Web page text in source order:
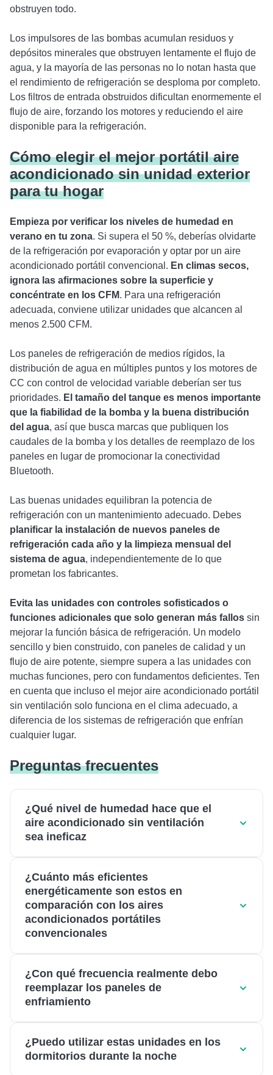
obstruyen todo.
Los impulsores de las bombas acumulan residuos y
depósitos minerales que obstruyen lentamente el flujo de
agua, y la mayoría de las personas no lo notan hasta que
el rendimiento de refrigeración se desploma por completo.
Los filtros de entrada obstruidos dificultan enormemente el
flujo de aire, forzando los motores y reduciendo el aire
disponible para la refrigeración.
Cómo elegir el mejor portátil aire
acondicionado sin unidad exterior
para tu hogar
Empieza por verificar los niveles de humedad en
verano en tu zona. Si supera el 50 %, deberías olvidarte
de la refrigeración por evaporación y optar por un aire
acondicionado portátil convencional. En climas secos,
ignora las afirmaciones sobre la superficie y
concéntrate en los CFM. Para una refrigeración
adecuada, conviene utilizar unidades que alcancen al
menos 2.500 CFM.
Los paneles de refrigeración de medios rígidos, la
distribución de agua en múltiples puntos y los motores de
CC con control de velocidad variable deberían ser tus
prioridades. El tamaño del tanque es menos importante
que la fiabilidad de la bomba y la buena distribución
del agua, así que busca marcas que publiquen los
caudales de la bomba y los detalles de reemplazo de los
paneles en lugar de promocionar la conectividad
Bluetooth.
Las buenas unidades equilibran la potencia de
refrigeración con un mantenimiento adecuado. Debes
planificar la instalación de nuevos paneles de
refrigeración cada año y la limpieza mensual del
sistema de agua, independientemente de lo que
prometan los fabricantes.
Evita las unidades con controles sofisticados o
funciones adicionales que solo generan más fallos sin
mejorar la función básica de refrigeración. Un modelo
sencillo y bien construido, con paneles de calidad y un
flujo de aire potente, siempre supera a las unidades con
muchas funciones, pero con fundamentos deficientes. Ten
en cuenta que incluso el mejor aire acondicionado portátil
sin ventilación solo funciona en el clima adecuado, a
diferencia de los sistemas de refrigeración que enfrían
cualquier lugar.
Preguntas frecuentes
¿Qué nivel de humedad hace que el
aire acondicionado sin ventilación
sea ineficaz
¿Cuánto más eficientes
energéticamente son estos en
comparación con los aires
acondicionados portátiles
convencionales
¿Con qué frecuencia realmente debo
reemplazar los paneles de
enfriamiento
¿Puedo utilizar estas unidades en los
dormitorios durante la noche